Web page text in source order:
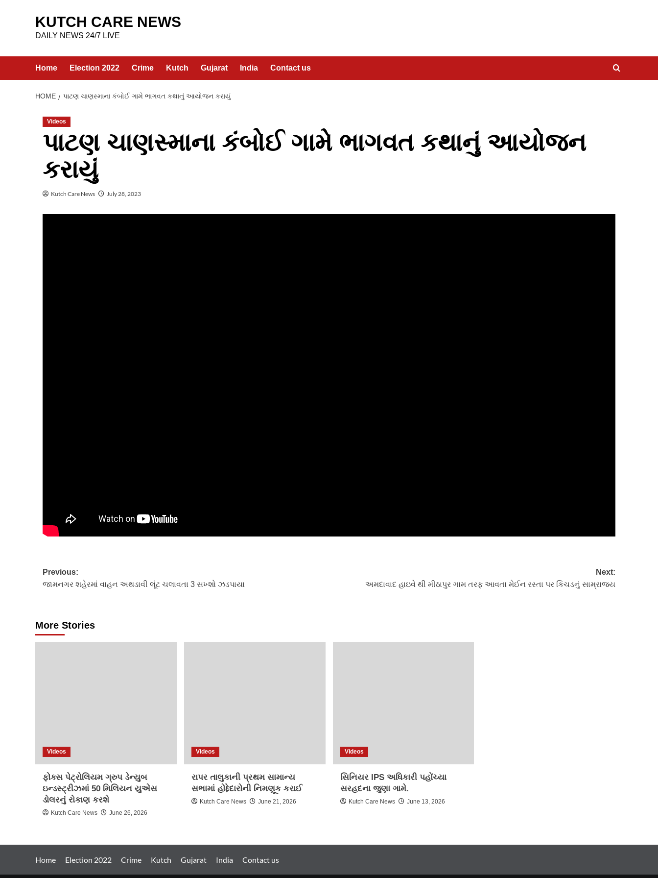
KUTCH CARE NEWS
DAILY NEWS 24/7 LIVE
Home Election 2022 Crime Kutch Gujarat India Contact us
HOME પાટણ ચાણસ્માના કંબોઈ ગામે ભાગવત કથાનું આયોજન કરાયું
Videos
પાટણ ચાણસ્માના કંબોઈ ગામે ભાગવત કથાનું આયોજન
કરાયું
Kutch Care News July 28, 2023
Post
navigation
Previous:
જામનગર શહેરમાં વાહન અથડાવી લૂંટ ચલાવતા 3 સખ્શો ઝડપાયા
Next:
અમદાવાદ હાઇવે થી મીઠાપુર ગામ તરફ આવતા મેઈન રસ્તા પર કિચડનું સામ્રાજ્ય
More Stories
Videos
ફોક્સ પેટ્રોલિયમ ગ્રુપ ડેન્યુબ
ઇન્ડસ્ટ્રીઝમાં 50 મિલિયન યુએસ
ડોલરનું રોકાણ કરશે
Kutch Care News June 26, 2026
Videos
રાપર તાલુકાની પ્રથમ સામાન્ય
સભામાં હોદ્દેદારોની નિમણૂક કરાઈ
Kutch Care News June 21, 2026
Videos
સિનિયર IPS અધિકારી પહોંચ્યા
સરહદના જુણા ગામે.
Kutch Care News June 13, 2026
Home Election 2022 Crime Kutch Gujarat India Contact us